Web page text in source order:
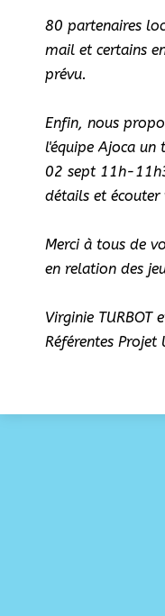
80 partenaires
mail et certains
prévu.
Enfin, nous
l'équipe Ajoca
02 sept 11h-
détails et écouter
Merci à tous de
en relation des
Virginie TURBOT
Référentes Projet